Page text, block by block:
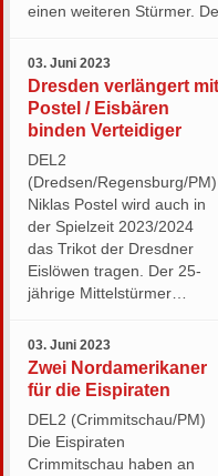
einen weiteren Stürmer.
03. Juni 2023
Dresden verlängert mit
Postel / Eisbären
binden Verteidiger
DEL2
(Dredsen/Regensburg/PM)
Niklas Postel wird auch in
der Spielzeit 2023/2024
das Trikot der Dresdner
Eislöwen tragen. Der 25-
jährige Mittelstürmer…
03. Juni 2023
Zwei Nordamerikaner
für die Eispiraten
DEL2 (Crimmitschau/PM)
Die Eispiraten
Crimmitschau haben an